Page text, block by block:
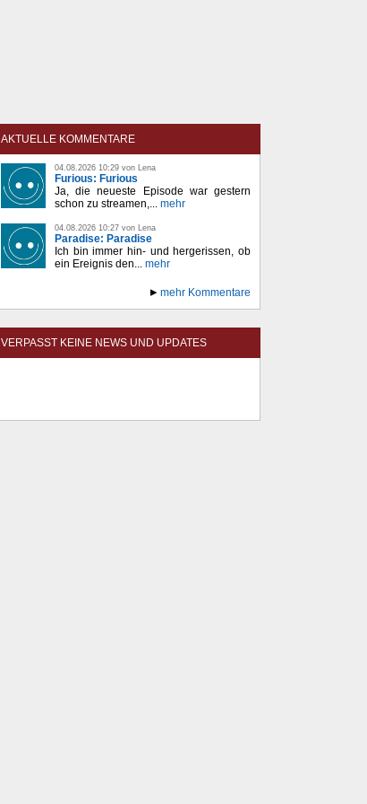
AKTUELLE KOMMENTARE
04.08.2026 10:29 von Lena
Furious: Furious
Ja, die neueste Episode war gestern
schon zu streamen,... mehr
04.08.2026 10:27 von Lena
Paradise: Paradise
Ich bin immer hin- und hergerissen, ob
ein Ereignis den... mehr
mehr Kommentare
VERPASST KEINE NEWS UND UPDATES